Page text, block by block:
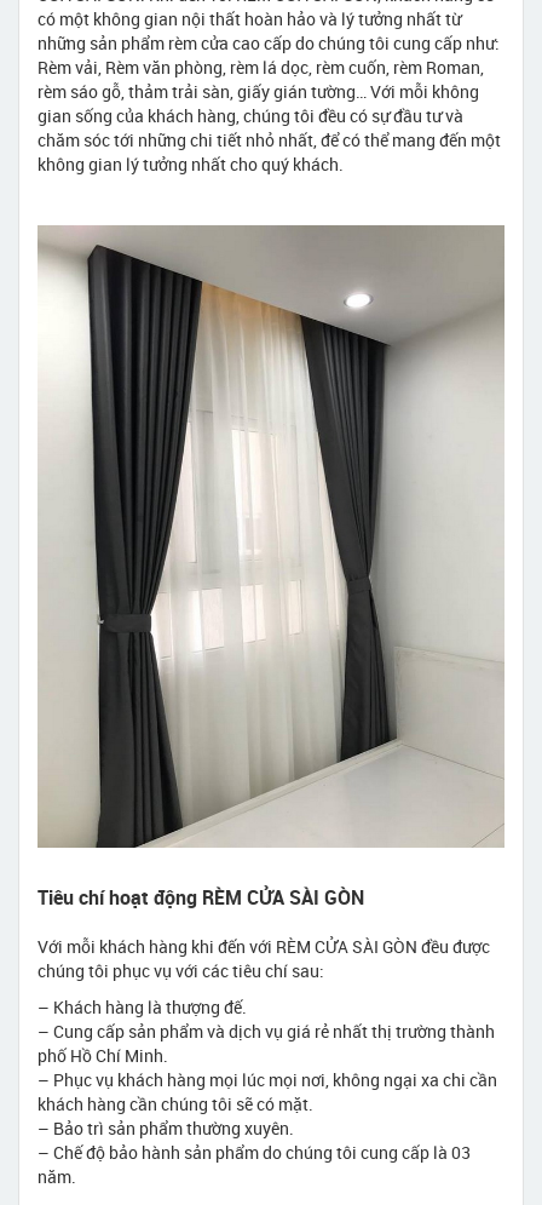
có một không gian nội thất hoàn hảo và lý tưởng nhất từ
những sản phẩm rèm cửa cao cấp do chúng tôi cung cấp như:
Rèm vải, Rèm văn phòng, rèm lá dọc, rèm cuốn, rèm Roman,
rèm sáo gỗ, thảm trải sàn, giấy gián tường… Với mỗi không
gian sống của khách hàng, chúng tôi đều có sự đầu tư và
chăm sóc tới những chi tiết nhỏ nhất, để có thể mang đến một
không gian lý tưởng nhất cho quý khách.
Tiêu chí hoạt động RÈM CỬA SÀI GÒN
Với mỗi khách hàng khi đến với RÈM CỬA SÀI GÒN đều được
chúng tôi phục vụ với các tiêu chí sau:
– Khách hàng là thượng đế.
– Cung cấp sản phẩm và dịch vụ giá rẻ nhất thị trường thành
phố Hồ Chí Minh.
– Phục vụ khách hàng mọi lúc mọi nơi, không ngại xa chi cần
khách hàng cần chúng tôi sẽ có mặt.
– Bảo trì sản phẩm thường xuyên.
– Chế độ bảo hành sản phẩm do chúng tôi cung cấp là 03
năm.